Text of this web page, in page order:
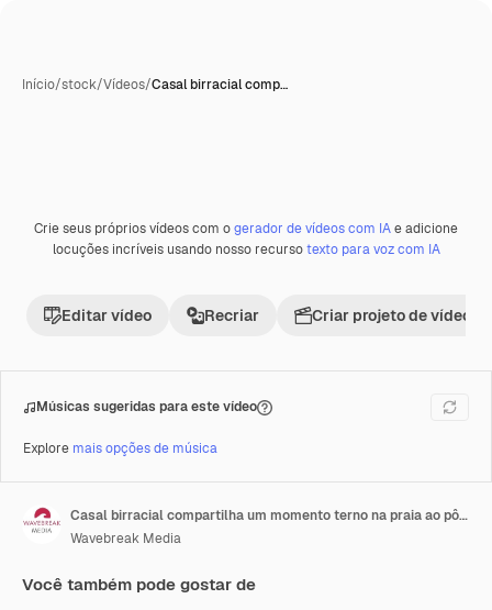
Início/stock/Vídeos/Casal birracial comp…
Premium
Crie seus próprios vídeos com ogerador de vídeos com IAe adicione
locuções incríveis usando nosso recursotexto para voz com IA
Editar vídeo Recriar Criar projeto de vídeo
Músicas sugeridas para este vídeo
Explore mais opções de música
Casal birracial compartilha um momento terno na praia ao pôr do sol
Wavebreak Media
Você também pode gostar de